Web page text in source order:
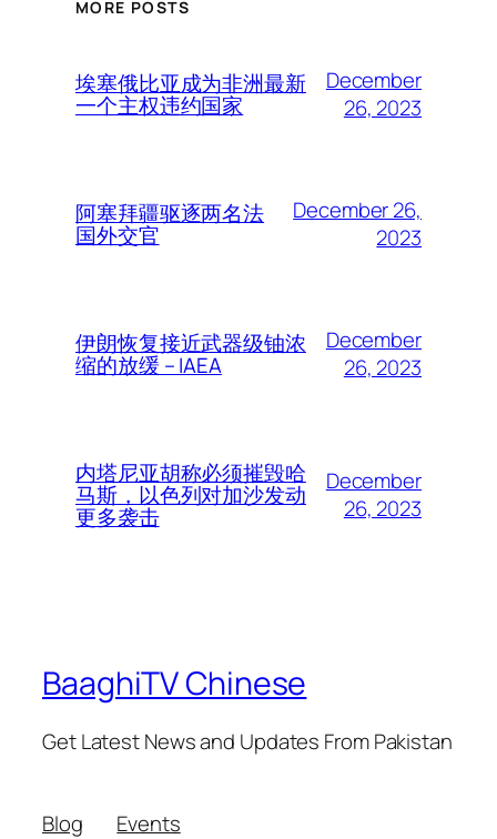
MORE POSTS
埃塞俄比亚成为非洲最新
一个主权违约国家
December
26, 2023
阿塞拜疆驱逐两名法
国外交官
December 26,
2023
伊朗恢复接近武器级铀浓
缩的放缓 – IAEA
December
26, 2023
内塔尼亚胡称必须摧毁哈
马斯，以色列对加沙发动
更多袭击
December
26, 2023
BaaghiTV Chinese
Get Latest News and Updates From Pakistan
Blog
Events